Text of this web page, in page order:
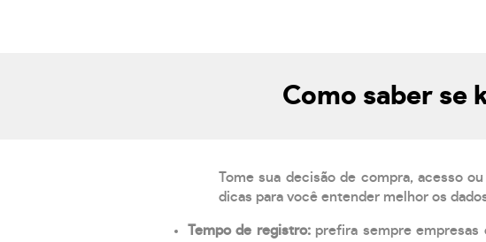
Como saber se
Tome sua decisão de compra, acesso
dicas para você entender melhor os
Tempo de registro: prefira sempre